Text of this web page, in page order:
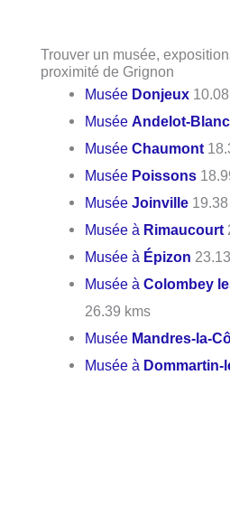
Trouver un musée,
proximité de Grignon
Musée Donjeux
MuséeAndelot-
MuséeChaumont
Musée Poissons
MuséeJoinville
Musée à Rimaucourt
Musée à Épizon
Musée àColombey
26.39 kms
Musée Mandres-la-
Musée à Dommartin-